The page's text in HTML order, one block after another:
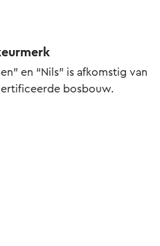
en “Nils” is afkomstig van
bosbouw.